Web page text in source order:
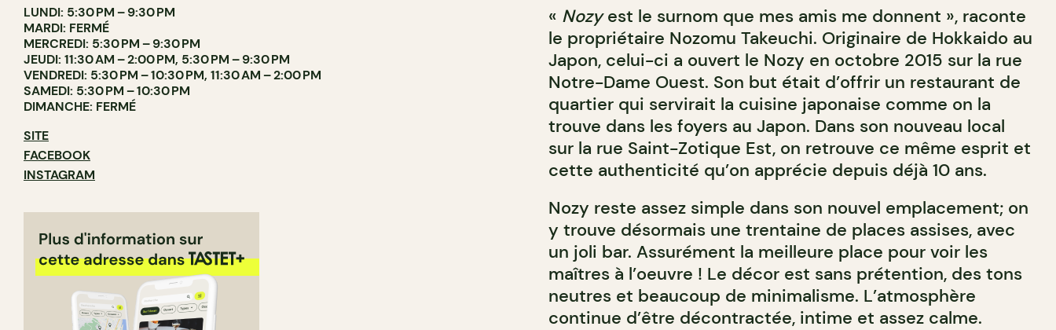
LUNDI: 5:30 PM – 9:30 PM
MARDI: FERMÉ
MERCREDI: 5:30 PM – 9:30 PM
JEUDI: 11:30 AM – 2:00 PM, 5:30 PM – 9:30 PM
VENDREDI: 5:30 PM – 10:30 PM, 11:30 AM – 2:00 PM
SAMEDI: 5:30 PM – 10:30 PM
DIMANCHE: FERMÉ
SITE
FACEBOOK
INSTAGRAM
« Nozyest le surnom que mes amis me donnent », raconte
le propriétaire Nozomu Takeuchi. Originaire de Hokkaido au
Japon, celui-ci a ouvert le Nozy en octobre 2015 sur la rue
Notre-Dame Ouest. Son but était d’offrir un restaurant de
quartier qui servirait la cuisine japonaise comme on la
trouve dans les foyers au Japon. Dans son nouveau local
sur la rue Saint-Zotique Est, on retrouve ce même esprit et
cette authenticité qu’on apprécie depuis déjà 10 ans.
Nozy reste assez simple dans son nouvel emplacement; on
y trouve désormais une trentaine de places assises, avec
un joli bar. Assurément la meilleure place pour voir les
maîtres à l’oeuvre ! Le décor est sans prétention, des tons
neutres et beaucoup de minimalisme. L’atmosphère
continue d’être décontractée, intime et assez calme.